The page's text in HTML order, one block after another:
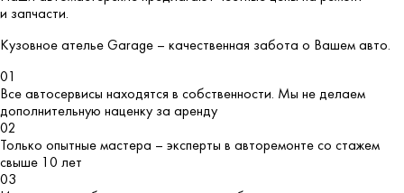
и запчасти.
Кузовное ателье Garage – качественная забота о Вашем авто.
01
Все автосервисы находятся в собственности. Мы не делаем
дополнительную наценку за аренду
02
Только опытные мастера – эксперты в авторемонте со стажем
свыше 10 лет
03